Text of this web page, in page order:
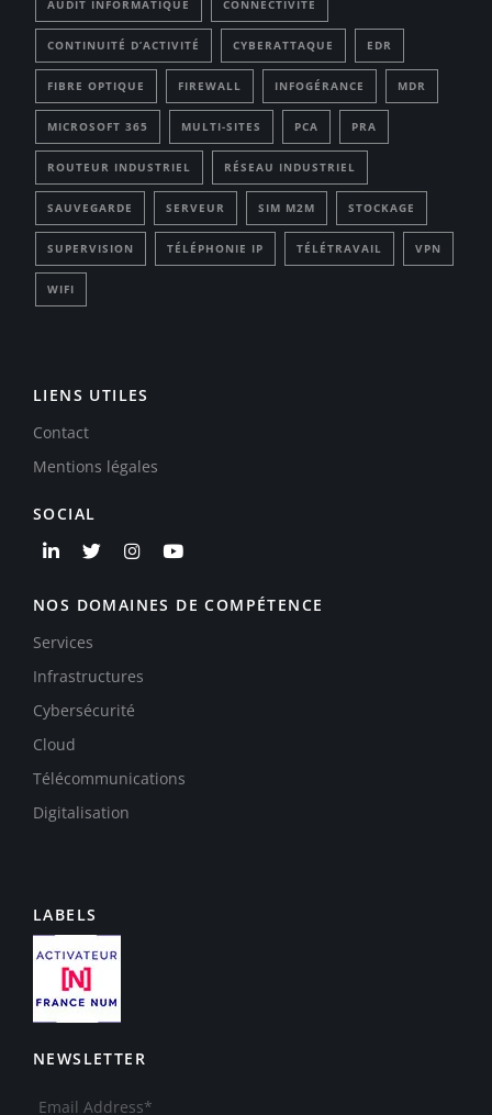
AUDIT INFORMATIQUE CONNECTIVITÉ
CONTINUITÉ D’ACTIVITÉ CYBERATTAQUE EDR
FIBRE OPTIQUE FIREWALL INFOGÉRANCE MDR
MICROSOFT 365 MULTI-SITES PCA PRA
ROUTEUR INDUSTRIEL RÉSEAU INDUSTRIEL
SAUVEGARDE SERVEUR SIM M2M STOCKAGE
SUPERVISION TÉLÉPHONIE IP TÉLÉTRAVAIL VPN
WIFI
LIENS UTILES
Contact
Mentions légales
SOCIAL
NOS DOMAINES DE COMPÉTENCE
Services
Infrastructures
Cybersécurité
Cloud
Télécommunications
Digitalisation
LABELS
NEWSLETTER
Email Address*